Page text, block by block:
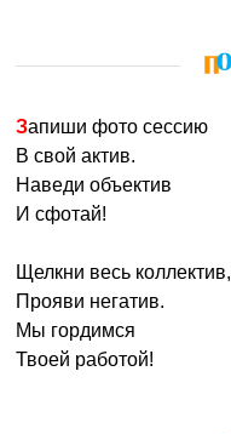
Запиши фото сессию
В свой актив.
Наведи объектив
И сфотай!
Щелкни весь коллектив,
Прояви негатив.
Мы гордимся
Твоей работой!